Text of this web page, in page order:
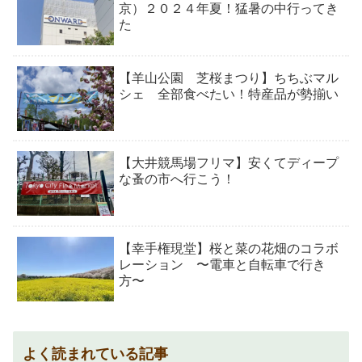
京）２０２４年夏！猛暑の中行ってき
た
【羊山公園 芝桜まつり】ちちぶマル
シェ 全部食べたい！特産品が勢揃い
【大井競馬場フリマ】安くてディープ
な蚤の市へ行こう！
【幸手権現堂】桜と菜の花畑のコラボ
レーション 〜電車と自転車で行き
方〜
よく読まれている記事